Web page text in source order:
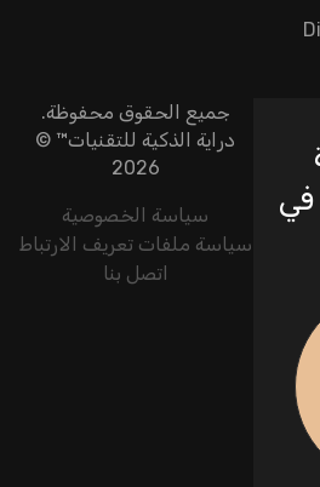
جميع الحقوق محفوظة.
دراية الذكية للتقنيات™ ©
2026
سياسة الخصوصية
سياسة ملفات تعريف الارتباط
اتصل بنا
في